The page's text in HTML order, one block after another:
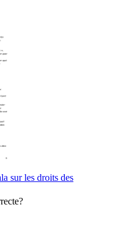
sur les droits des